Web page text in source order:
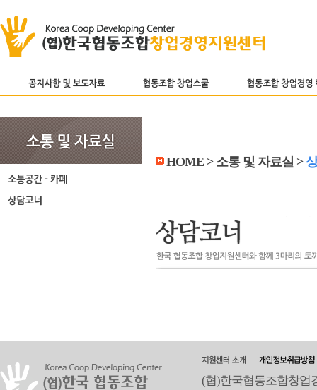
HOME > 소통 및 자료실 >
(협)한국협동조합창업